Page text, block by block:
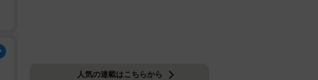
人気の連載はこちらから